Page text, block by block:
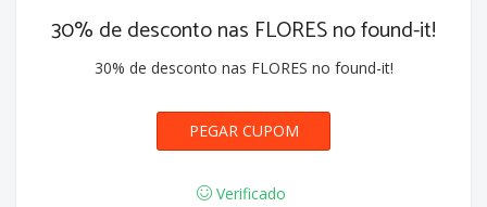
30% de desconto nas FLORES no found-it!
30% de desconto nas FLORES no found-it!
FLORES30
PEGAR CUPOM
Verificado